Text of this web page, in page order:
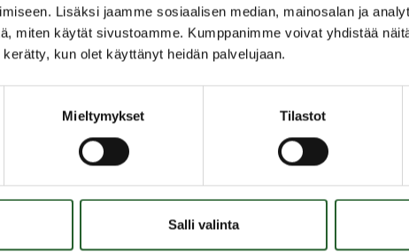
Lisäksi jaamme sosiaalisen median, mainosalan ja
miten käytät sivustoamme. Kumppanimme voivat yhdistää
kun olet käyttänyt heidän palvelujaan.
Mieltymykset Tilastot
Salli valinta
OIKOPOLUT